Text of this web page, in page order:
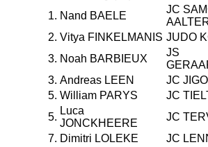
1. Nand BAELE
JC
2. Vitya FINKELMANIS JUDO
3. Noah BARBIEUX
JS
3. Andreas LEEN
JC
5. William PARYS
JC
5.
Luca
JONCKHEERE
JC
7. Dimitri LOLEKE
JC